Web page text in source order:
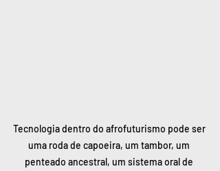
Tecnologia dentro do afrofuturismo pode ser
uma roda de capoeira, um tambor, um
penteado ancestral, um sistema oral de